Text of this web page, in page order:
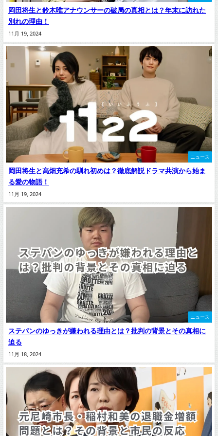
岡田将生と鈴木唯アナウンサーの破局の真相とは？年末に訪れた
別れの理由！
11月 19, 2024
ニュース
岡田将生と高畑充希の馴れ初めは？徹底解説ドラマ共演から始ま
る愛の物語！
11月 19, 2024
ニュース
ステパンのゆっきが嫌われる理由とは？批判の背景とその真相に
迫る
11月 18, 2024